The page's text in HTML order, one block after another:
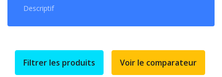
Descriptif
Filtrer les produits